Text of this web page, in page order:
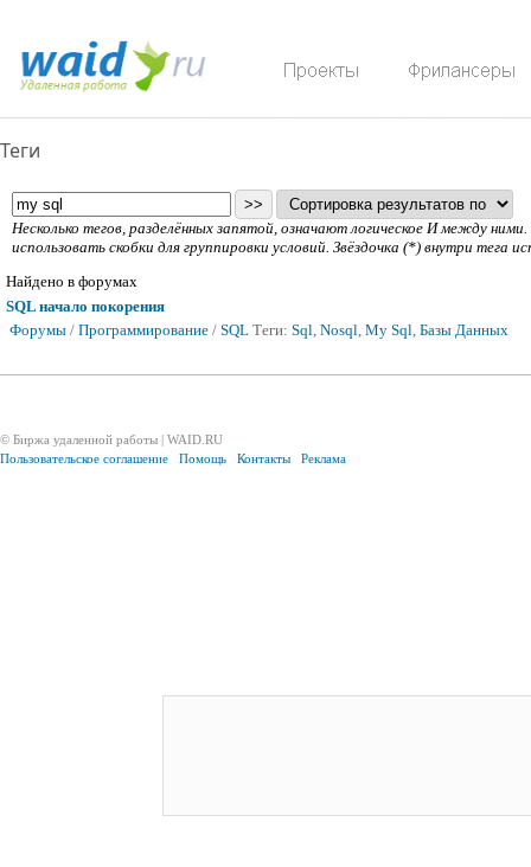
Теги
Несколько тегов, разделённых запятой, означают логическое И между
использовать скобки для группировки условий. Звёздочка (*) внутри тега
Найдено в форумах
SQL начало покорения
Форумы / Программирование / SQL Теги: Sql, Nosql, My Sql, Базы Данных
© Биржа удаленной работы | WAID.RU
Пользовательское соглашение
Помощь Контакты Реклама